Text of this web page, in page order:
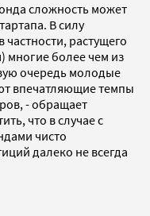
сложность может
В силу
растущего
многие более чем из
очередь молодые
впечатляющие темпы
- обращает
что в случае с
чисто
далеко не всегда